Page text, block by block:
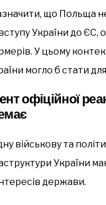
що Польща
України до ЄС,
У цьому
могло б стати
офіційної
військову та
України
держави.